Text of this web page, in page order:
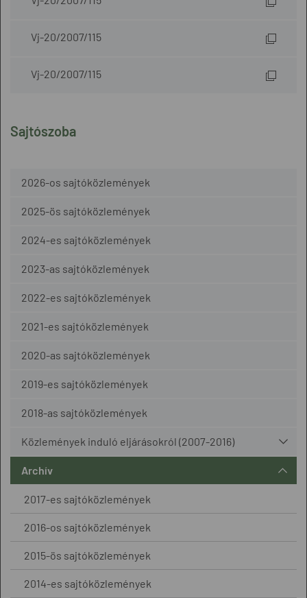
Sajtószoba
2026-os sajtóközlemények
2025-ös sajtóközlemények
2024-es sajtóközlemények
2023-as sajtóközlemények
2022-es sajtóközlemények
2021-es sajtóközlemények
2020-as sajtóközlemények
2019-es sajtóközlemények
2018-as sajtóközlemények
Közlemények induló eljárásokról (2007-2016)
Archív
2017-es sajtóközlemények
2016-os sajtóközlemények
2015-ös sajtóközlemények
2014-es sajtóközlemények
Vj-20/2007/115
Vj-20/2007/115